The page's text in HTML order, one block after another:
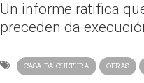
Un informe ratifica
preceden da
CASA DA CULTURA OBRAS